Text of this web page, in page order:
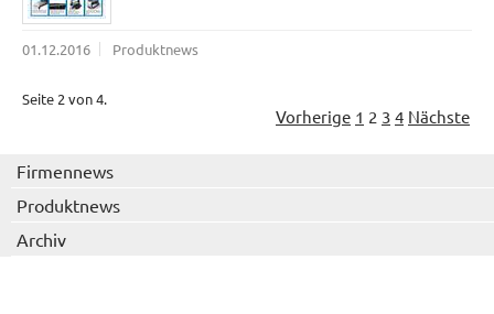
01.12.2016 Produktnews
Seite 2 von 4.
Vorherige 1 2 3 4 Nächste
Firmennews
Produktnews
Archiv